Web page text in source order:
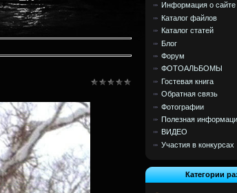
Информация о сайте
Каталог файлов
Каталог статей
Блог
Форум
ФОТОАЛЬБОМЫ
Гостевая книга
Обратная связь
Фотографии
Полезная
ВИДЕО
Участия в конкурсах
Категории